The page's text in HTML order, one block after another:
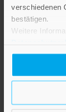
verschiedenen
bestätigen.
Weitere